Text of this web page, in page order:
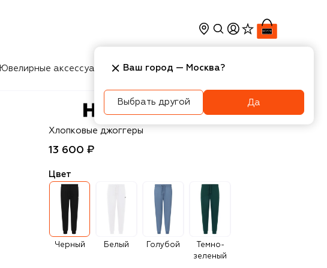
Ювелирные аксессуары Косметика Интерьер
HUGO
Хлопковые джоггеры
13 600 ₽
Цвет
Черный Белый Голубой
Темно-
зеленый
Ваш город — Москва?
Выбрать другой Да